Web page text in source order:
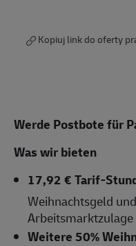
Kopiuj link do oferty
Werde Postbote für
Was wir bieten
17,92 € Tarif-
Weihnachtsgeld
Arbeitsmarktzulage
Weitere 50%